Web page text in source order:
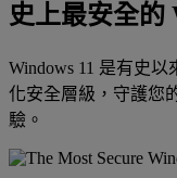
史上最安全的
Windows 11 是有史
化安全層級，守護您
驗。